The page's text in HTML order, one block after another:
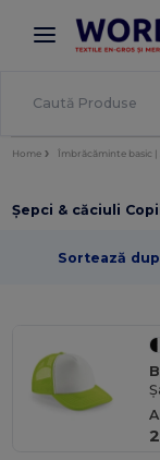
× Prețuri mai
Home Îmbrăcăminte basic |
Șepci & căciuli
Sortează